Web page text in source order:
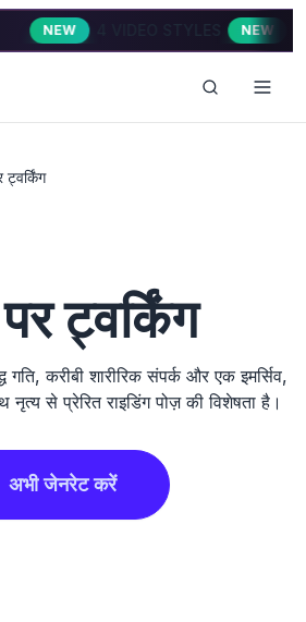
NEW 4 VIDEO STYLES NEW
ट्वर्किंग
करीबी शारीरिक संपर्क और एक इमर्सिव,
नृत्य से प्रेरित राइडिंग पोज़ की विशेषता है।
अभी जेनरेट करें